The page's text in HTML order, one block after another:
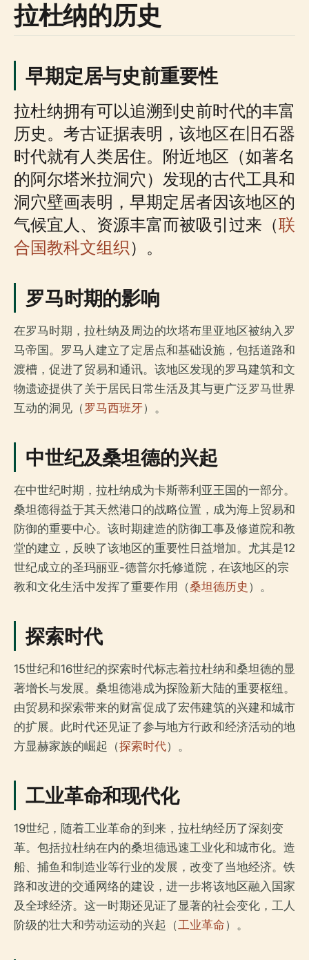
拉杜纳的历史
早期定居与史前重要性
拉杜纳拥有可以追溯到史前时代的丰富
历史。考古证据表明，该地区在旧石器
时代就有人类居住。附近地区（如著名
的阿尔塔米拉洞穴）发现的古代工具和
洞穴壁画表明，早期定居者因该地区的
气候宜人、资源丰富而被吸引过来（联
合国教科文组织）。
罗马时期的影响
在罗马时期，拉杜纳及周边的坎塔布里亚地区被纳入罗
马帝国。罗马人建立了定居点和基础设施，包括道路和
渡槽，促进了贸易和通讯。该地区发现的罗马建筑和文
物遗迹提供了关于居民日常生活及其与更广泛罗马世界
互动的洞见（罗马西班牙）。
中世纪及桑坦德的兴起
在中世纪时期，拉杜纳成为卡斯蒂利亚王国的一部分。
桑坦德得益于其天然港口的战略位置，成为海上贸易和
防御的重要中心。该时期建造的防御工事及修道院和教
堂的建立，反映了该地区的重要性日益增加。尤其是12
世纪成立的圣玛丽亚-德普尔托修道院，在该地区的宗
教和文化生活中发挥了重要作用（桑坦德历史 ）。
探索时代
15世纪和16世纪的探索时代标志着拉杜纳和桑坦德的显
著增长与发展。桑坦德港成为探险新大陆的重要枢纽。
由贸易和探索带来的财富促成了宏伟建筑的兴建和城市
的扩展。此时代还见证了参与地方行政和经济活动的地
方显赫家族的崛起（探索时代）。
工业革命和现代化
19世纪，随着工业革命的到来，拉杜纳经历了深刻变
革。包括拉杜纳在内的桑坦德迅速工业化和城市化。造
船、捕鱼和制造业等行业的发展，改变了当地经济。铁
路和改进的交通网络的建设，进一步将该地区融入国家
及全球经济。这一时期还见证了显著的社会变化，工人
阶级的壮大和劳动运动的兴起（工业革命）。